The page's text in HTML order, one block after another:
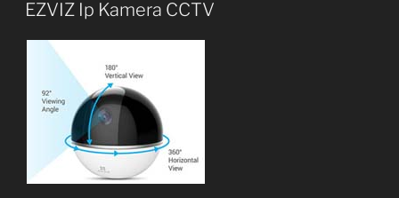
EZVIZ Ip Kamera CCTV